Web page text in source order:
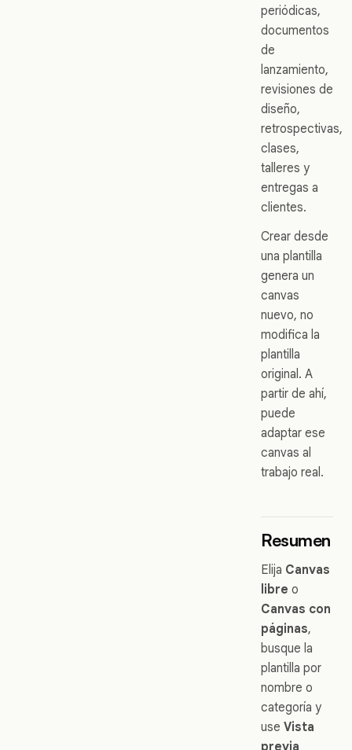
periódicas,
documentos
de
lanzamiento,
revisiones de
diseño,
retrospectivas,
clases,
talleres y
entregas a
clientes.
Crear desde
una plantilla
genera un
canvas
nuevo, no
modifica la
plantilla
original. A
partir de ahí,
puede
adaptar ese
canvas al
trabajo real.
Resumen
Elija Canvas
libre o
Canvas con
páginas,
busque la
plantilla por
nombre o
categoría y
use Vista
previa